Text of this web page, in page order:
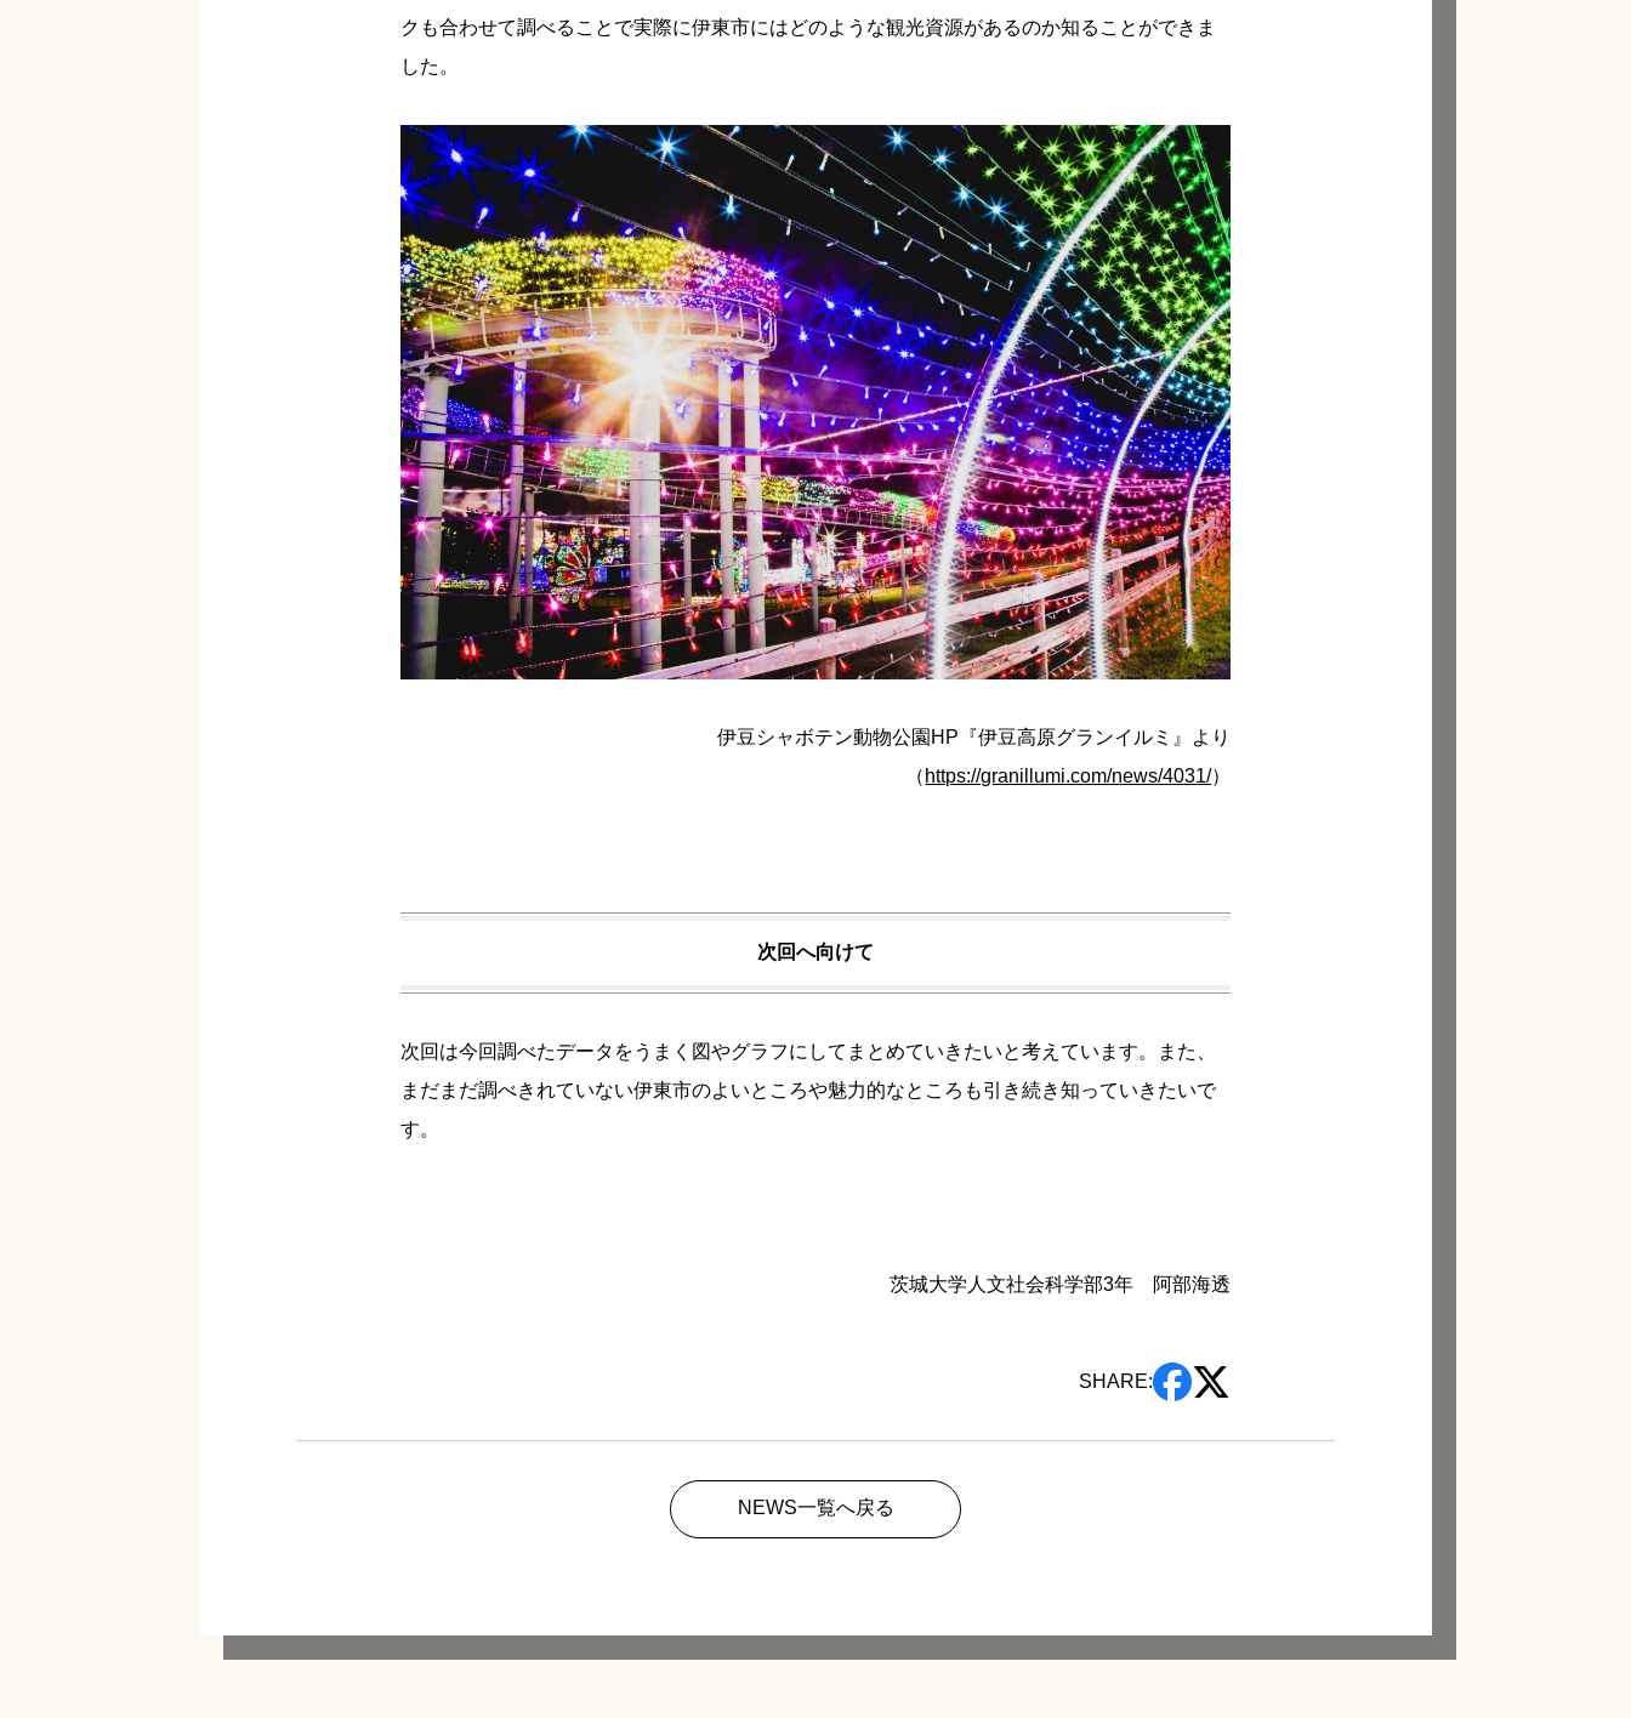
クも合わせて調べることで実際に伊東市にはどのような観光資源があるのか知ることができま
した。
伊豆シャボテン動物公園HP『伊豆高原グランイルミ』より
（ https://granillumi.com/news/4031/）
次回へ向けて
次回は今回調べたデータをうまく図やグラフにしてまとめていきたいと考えています。また、
まだまだ調べきれていない伊東市のよいところや魅力的なところも引き続き知っていきたいで
す。
茨城大学人文社会科学部3年 阿部海透
SHARE:
NEWS一覧へ戻る